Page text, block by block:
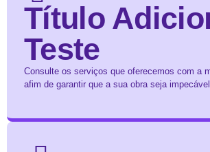
Título
Teste
Consulte os serviços que oferecemos com a
afim de garantir que a sua obra seja